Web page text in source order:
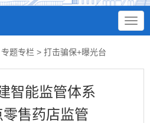
专题专栏 > 打击骗保+曝光台
智能监管体系
售药店监管